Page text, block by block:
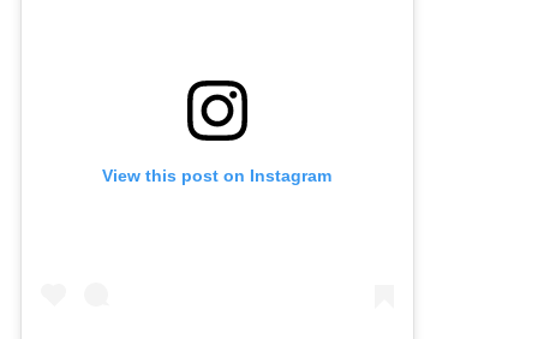
View this post on Instagram